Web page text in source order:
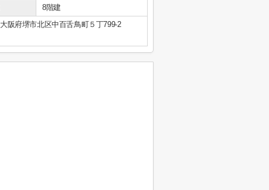
8階建
大阪府堺市北区中百舌鳥町５丁799-2